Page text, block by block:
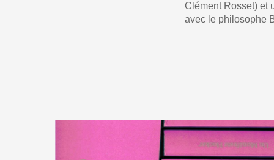
Clément Rosset) et
avec le philosophe